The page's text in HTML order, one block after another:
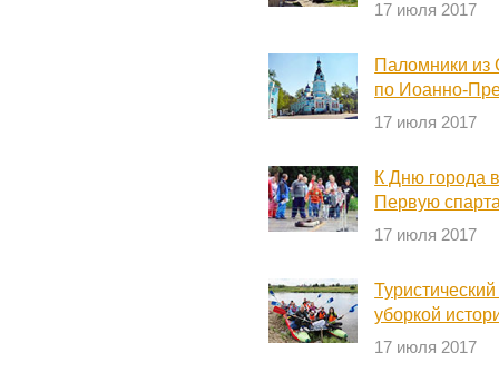
17 июля 2017
Паломники из
по Иоанно-
17 июля 2017
К Дню города
Первую
17 июля 2017
уборкой
17 июля 2017